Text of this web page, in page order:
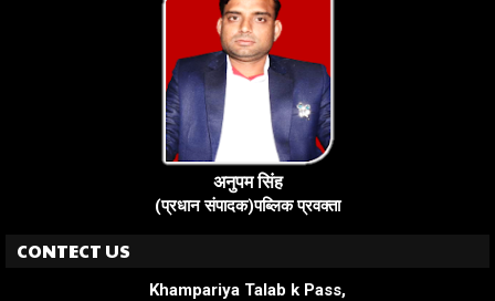
अनुपम सिंह
(प्रधान संपादक)पब्लिक प्रवक्ता
CONTECT US
Khampariya Talab k Pass,